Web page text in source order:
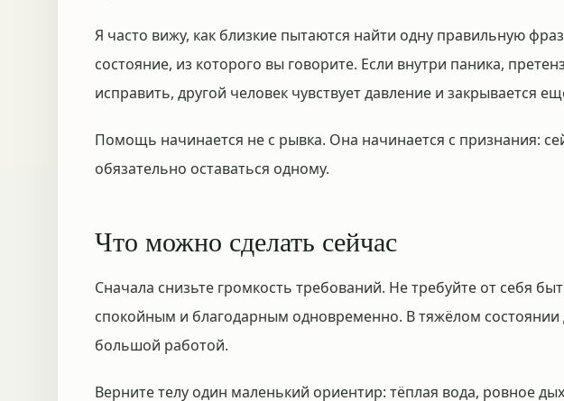
Я часто вижу, как близкие пытаются найти одну правильную
состояние, из которого вы говорите. Если внутри паника,
исправить, другой человек чувствует давление и закрывается
Помощь начинается не с рывка. Она начинается с признания:
обязательно оставаться одному.
Что можно сделать сейчас
Сначала снизьте громкость требований. Не требуйте от себя
спокойным и благодарным одновременно. В тяжёлом
большой работой.
Верните телу один маленький ориентир: тёплая вода, ровное